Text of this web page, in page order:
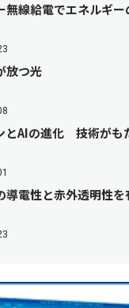
無線給電でエネルギ
放つ光
とAIの進化 技術がも
導電性と赤外透明性